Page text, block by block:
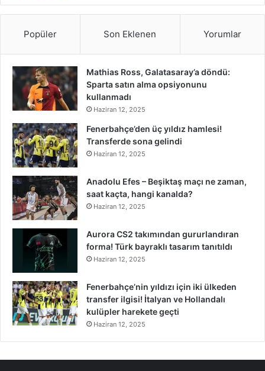
Popüler Son Eklenen Yorumlar
Mathias Ross, Galatasaray’a döndü:
Sparta satın alma opsiyonunu
kullanmadı
Haziran 12, 2025
Fenerbahçe’den üç yıldız hamlesi!
Transferde sona gelindi
Haziran 12, 2025
Anadolu Efes – Beşiktaş maçı ne zaman,
saat kaçta, hangi kanalda?
Haziran 12, 2025
Aurora CS2 takımından gururlandıran
forma! Türk bayraklı tasarım tanıtıldı
Haziran 12, 2025
Fenerbahçe’nin yıldızı için iki ülkeden
transfer ilgisi! İtalyan ve Hollandalı
kulüpler harekete geçti
Haziran 12, 2025